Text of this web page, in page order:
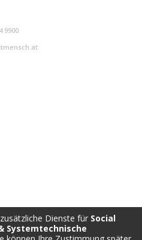
9900
Dienste für Social
Systemtechnische